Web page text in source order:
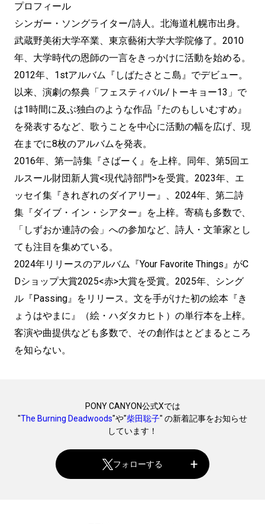
プロフィール
シンガー・ソングライター/詩人。北海道札幌市出身。
武蔵野美術大学卒業、東京藝術大学大学院修了。2010
年、大学時代の恩師の一言をきっかけに活動を始める。
2012年、1stアルバム『しばたさとこ島』でデビュー。
以来、演劇の祭典「フェスティバル/トーキョー13」で
は1時間に及ぶ独白のような作品『たのもしいむすめ』
を発表するなど、歌うことを中心に活動の幅を広げ、現
在までに8枚のアルバムを発表。
2016年、第一詩集『さばーく』を上梓。同年、第5回エ
ルスール財団新人賞<現代詩部門>を受賞。2023年、エ
ッセイ集『きれぎれのダイアリー』、2024年、第二詩
集『ダイブ・イン・シアター』を上梓。寄稿も多数で、
「しずおか連詩の会」への参加など、詩人・文筆家とし
ても注目を集めている。
2024年リリースのアルバム『Your Favorite Things』がC
Dショップ大賞2025<赤>大賞を受賞。2025年、シング
ル『Passing』をリリース。文を手がけた初の絵本『き
ょうはやまに』（絵・ハダタカヒト）の単行本を上梓。
客演や曲提供なども多数で、その創作はとどまるところ
を知らない。
PONY CANYON公式Xでは
"The Burning Deadwoods"や"柴田聡子" の新着記事をお知らせ
しています！
フォローする